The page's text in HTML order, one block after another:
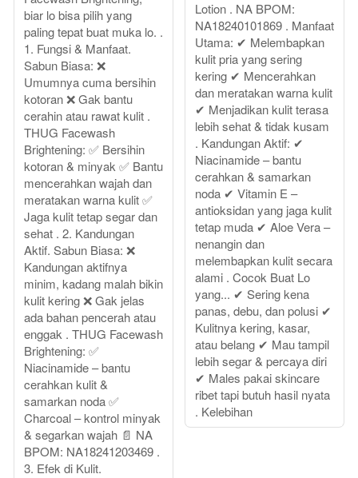
biar lo bisa pilih yang
paling tepat buat muka lo. .
1. Fungsi & Manfaat.
Sabun Biasa: ❌
Umumnya cuma bersihin
kotoran ❌ Gak bantu
cerahin atau rawat kulit .
THUG Facewash
Brightening: ✅ Bersihin
kotoran & minyak ✅ Bantu
mencerahkan wajah dan
meratakan warna kulit ✅
Jaga kulit tetap segar dan
sehat . 2. Kandungan
Aktif. Sabun Biasa: ❌
Kandungan aktifnya
minim, kadang malah bikin
kulit kering ❌ Gak jelas
ada bahan pencerah atau
enggak . THUG Facewash
Brightening: ✅
Niacinamide – bantu
cerahkan kulit &
samarkan noda ✅
Charcoal – kontrol minyak
& segarkan wajah 📄 NA
BPOM: NA18241203469 .
3. Efek di Kulit.
Lotion . NA BPOM:
NA18240101869 . Manfaat
Utama: ✔ Melembapkan
kulit pria yang sering
kering ✔ Mencerahkan
dan meratakan warna kulit
✔ Menjadikan kulit terasa
lebih sehat & tidak kusam
. Kandungan Aktif: ✔
Niacinamide – bantu
cerahkan & samarkan
noda ✔ Vitamin E –
antioksidan yang jaga kulit
tetap muda ✔ Aloe Vera –
nenangin dan
melembapkan kulit secara
alami . Cocok Buat Lo
yang... ✔ Sering kena
panas, debu, dan polusi ✔
Kulitnya kering, kasar,
atau belang ✔ Mau tampil
lebih segar & percaya diri
✔ Males pakai skincare
ribet tapi butuh hasil nyata
. Kelebihan